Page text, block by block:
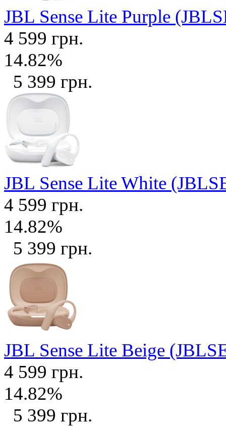
JBL Sense Lite Purple
4 599 грн.
14.82%
5 399 грн.
JBL Sense Lite White
4 599 грн.
14.82%
5 399 грн.
JBL Sense Lite Beige
4 599 грн.
14.82%
5 399 грн.